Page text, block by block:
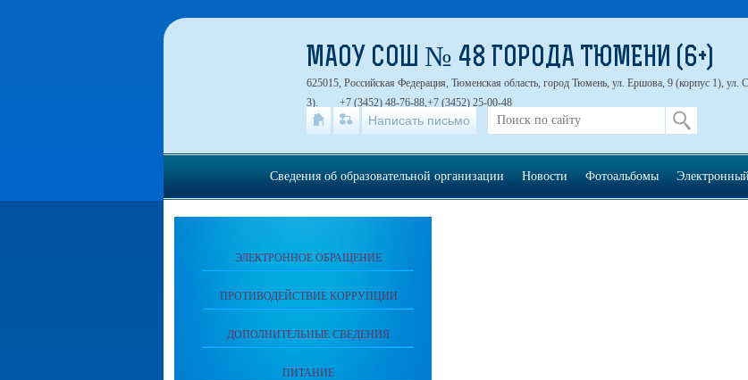
ЭЛЕКТРОННОЕ ОБРАЩЕНИЕ
ПРОТИВОДЕЙСТВИЕ КОРРУПЦИИ
ДОПОЛНИТЕЛЬНЫЕ СВЕДЕНИЯ
ПИТАНИЕ
МАОУ СОШ № 48 ГОРОДА ТЮМЕНИ (6+)
625015, Российская Федерация, Тюменская область, город Тюмень, ул. Ершова, 9 (корпус 1),
3).
+7 (3452) 48-76-88,+7 (3452) 25-00-48
Написать письмо
Сведения об образовательной организации Новости Фотоальбомы